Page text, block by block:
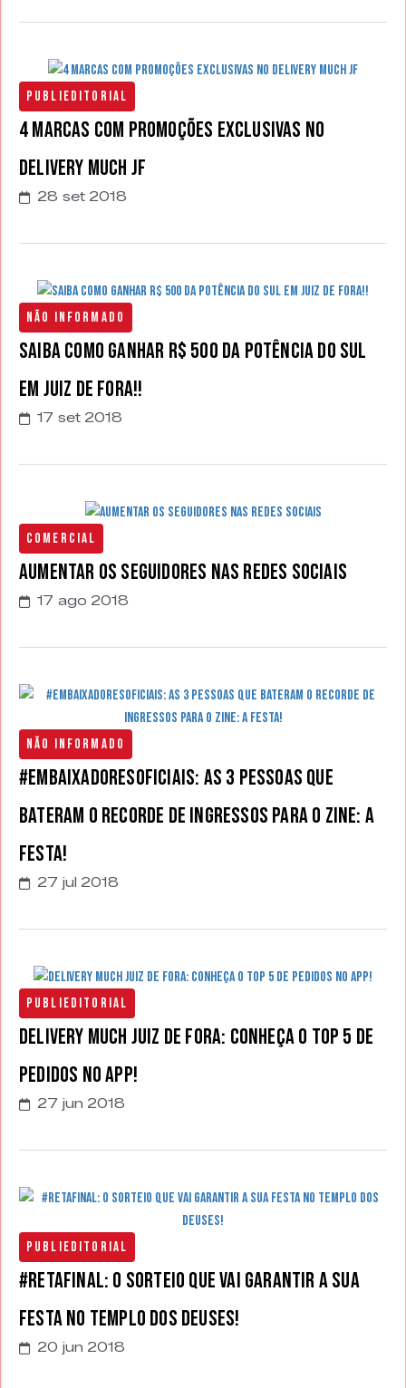
Publieditorial
4 marcas com promoções exclusivas no
Delivery Much JF
28 set 2018
Não Informado
Saiba como ganhar R$ 500 da Potência do Sul
em Juiz de Fora!!
17 set 2018
Comercial
Aumentar os seguidores nas redes sociais
17 ago 2018
Não Informado
#EmbaixadoresOficiais: as 3 pessoas que
bateram o recorde de ingressos para o Zine: A
Festa!
27 jul 2018
Publieditorial
Delivery Much Juiz de Fora: conheça o top 5 de
pedidos no app!
27 jun 2018
Publieditorial
#RETAFINAL: o sorteio que vai garantir a sua
festa no Templo dos Deuses!
20 jun 2018